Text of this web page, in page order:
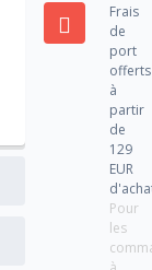
Frais
de
port
offerts
à
partir
de
129
EUR
Pour
les